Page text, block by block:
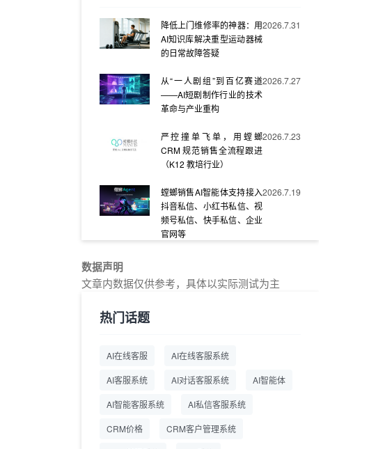
降低上门维修率的神器：用
AI知识库解决重型运动器械
的日常故障答疑
2026.7.31
从“一人剧组”到百亿赛道
——AI短剧制作行业的技术
革命与产业重构
2026.7.27
严控撞单飞单，用螳螂
CRM 规范销售全流程跟进
（K12 教培行业）
2026.7.23
螳螂销售AI智能体支持接入
抖音私信、小红书私信、视
频号私信、快手私信、企业
官网等
2026.7.19
素质教育定制，获客+服务
前全流程
一站式SCRM系统企微解决
方案 打通私域营销全流程
2026.7.14
商用SCRM系统企微工具
数据声明
文章内数据仅供参考，具体以实际测试为主
热门话题
AI在线客服 AI在线客服系统
AI客服系统 AI对话客服系统 AI智能体
AI智能客服系统 AI私信客服系统
CRM价格 CRM客户管理系统